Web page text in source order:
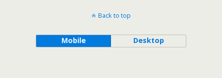
Back to top
Mobile Desktop